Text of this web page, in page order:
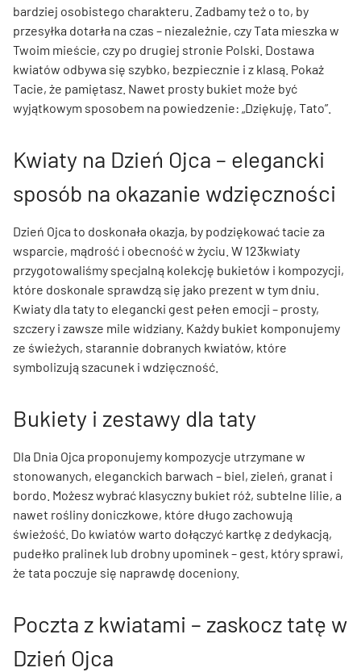
bardziej osobistego charakteru. Zadbamy też o to, by
przesyłka dotarła na czas – niezależnie, czy Tata mieszka w
Twoim mieście, czy po drugiej stronie Polski. Dostawa
kwiatów odbywa się szybko, bezpiecznie i z klasą. Pokaż
Tacie, że pamiętasz. Nawet prosty bukiet może być
wyjątkowym sposobem na powiedzenie: „Dziękuję, Tato”.
Kwiaty na Dzień Ojca – elegancki
sposób na okazanie wdzięczności
Dzień Ojca to doskonała okazja, by podziękować tacie za
wsparcie, mądrość i obecność w życiu. W 123kwiaty
przygotowaliśmy specjalną kolekcję bukietów i kompozycji,
które doskonale sprawdzą się jako prezent w tym dniu.
Kwiaty dla taty to elegancki gest pełen emocji – prosty,
szczery i zawsze mile widziany. Każdy bukiet komponujemy
ze świeżych, starannie dobranych kwiatów, które
symbolizują szacunek i wdzięczność.
Bukiety i zestawy dla taty
Dla Dnia Ojca proponujemy kompozycje utrzymane w
stonowanych, eleganckich barwach – biel, zieleń, granat i
bordo. Możesz wybrać klasyczny bukiet róż, subtelne lilie, a
nawet rośliny doniczkowe, które długo zachowują
świeżość. Do kwiatów warto dołączyć kartkę z dedykacją,
pudełko pralinek lub drobny upominek – gest, który sprawi,
że tata poczuje się naprawdę doceniony.
Poczta z kwiatami – zaskocz tatę w
Dzień Ojca